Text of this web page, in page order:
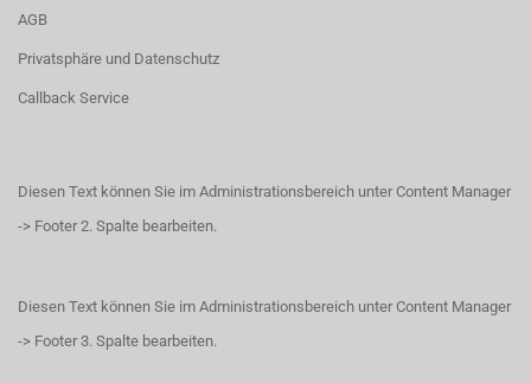
AGB
Privatsphäre und Datenschutz
Callback Service
Diesen Text können Sie im Administrationsbereich unter Content Manager
-> Footer 2. Spalte bearbeiten.
Diesen Text können Sie im Administrationsbereich unter Content Manager
-> Footer 3. Spalte bearbeiten.